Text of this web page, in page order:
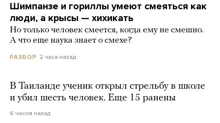
Шимпанзе и гориллы умеют смеяться как
люди, а крысы — хихикать
Но только человек смеется, когда ему не смешно.
А что еще наука знает о смехе?
РАЗБОР 2 часа назад
В Таиланде ученик открыл стрельбу в школе
и убил шесть человек. Еще 15 ранены
6 часов назад